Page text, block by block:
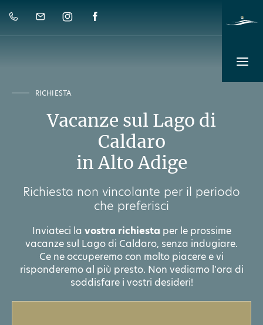
RICHIESTA
Vacanze sul Lago di
Caldaro
in Alto Adige
Richiesta non vincolante per il periodo
che preferisci
Inviateci la vostra richiesta per le prossime
vacanze sul Lago di Caldaro, senza indugiare.
Ce ne occuperemo con molto piacere e vi
risponderemo al più presto. Non vediamo l’ora di
soddisfare i vostri desideri!